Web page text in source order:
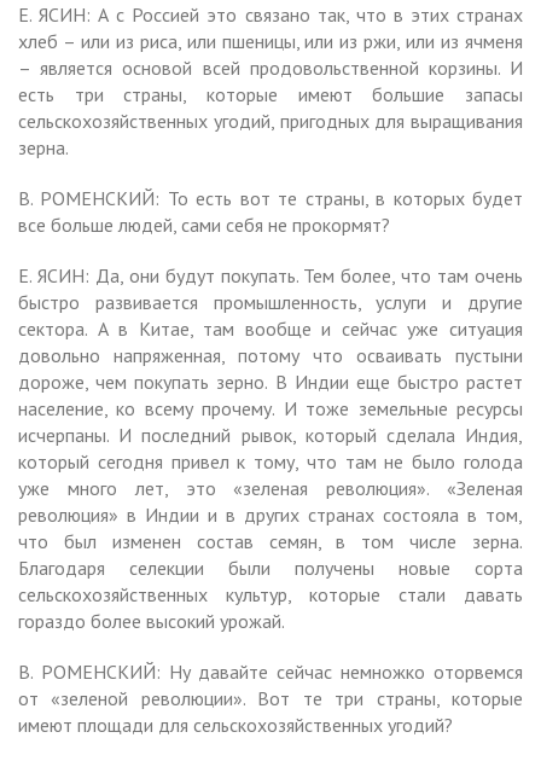
Е. ЯСИН: А с Россией это связано так, что в этих странах
хлеб – или из риса, или пшеницы, или из ржи, или из ячменя
– является основой всей продовольственной корзины. И
есть три страны, которые имеют большие запасы
сельскохозяйственных угодий, пригодных для выращивания
зерна.
В. РОМЕНСКИЙ: То есть вот те страны, в которых будет
все больше людей, сами себя не прокормят?
Е. ЯСИН: Да, они будут покупать. Тем более, что там очень
быстро развивается промышленность, услуги и другие
сектора. А в Китае, там вообще и сейчас уже ситуация
довольно напряженная, потому что осваивать пустыни
дороже, чем покупать зерно. В Индии еще быстро растет
население, ко всему прочему. И тоже земельные ресурсы
исчерпаны. И последний рывок, который сделала Индия,
который сегодня привел к тому, что там не было голода
уже много лет, это «зеленая революция». «Зеленая
революция» в Индии и в других странах состояла в том,
что был изменен состав семян, в том числе зерна.
Благодаря селекции были получены новые сорта
сельскохозяйственных культур, которые стали давать
гораздо более высокий урожай.
В. РОМЕНСКИЙ: Ну давайте сейчас немножко оторвемся
от «зеленой революции». Вот те три страны, которые
имеют площади для сельскохозяйственных угодий?